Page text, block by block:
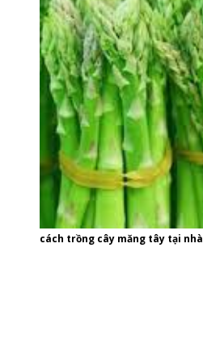
cách trồng cây măng tây tại nhà